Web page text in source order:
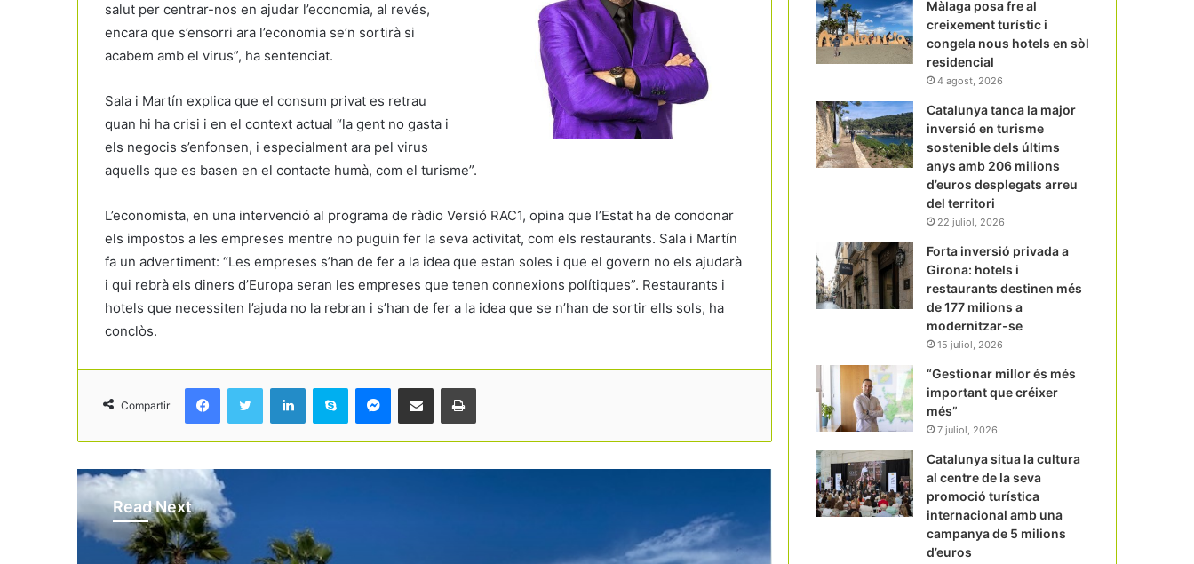
salut per centrar-nos en ajudar l’economia, al revés,
encara que s’ensorri ara l’economia se’n sortirà si
acabem amb el virus”, ha sentenciat.
Sala i Martín explica que el consum privat es retrau
quan hi ha crisi i en el context actual “la gent no gasta i
els negocis s’enfonsen, i especialment ara pel virus
aquells que es basen en el contacte humà, com el turisme”.
L’economista, en una intervenció al programa de ràdio Versió RAC1, opina que l’Estat ha de condonar
els impostos a les empreses mentre no puguin fer la seva activitat, com els restaurants. Sala i Martín
fa un advertiment: “Les empreses s’han de fer a la idea que estan soles i que el govern no els ajudarà
i qui rebrà els diners d’Europa seran les empreses que tenen connexions polítiques”. Restaurants i
hotels que necessiten l’ajuda no la rebran i s’han de fer a la idea que se n’han de sortir ells sols, ha
conclòs.
Compartir
Read Next
Màlaga posa fre al creixement turístic i
congela nous hotels en sòl residencial
turisme sostenible dels últims anys
milions a modernitzar-se
“Gestionar millor és més important que
Màlaga posa fre al
creixement turístic i
congela nous hotels en sòl
residencial
4 agost, 2026
Catalunya tanca la major
inversió en turisme
sostenible dels últims
anys amb 206 milions
d’euros desplegats arreu
del territori
22 juliol, 2026
Forta inversió privada a
Girona: hotels i
restaurants destinen més
de 177 milions a
modernitzar-se
15 juliol, 2026
“Gestionar millor és més
important que créixer
més”
7 juliol, 2026
Catalunya situa la cultura
al centre de la seva
promoció turística
internacional amb una
campanya de 5 milions
d’euros